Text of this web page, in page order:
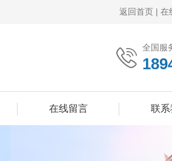
返回首页 | 在
全国服
在线留言 联系